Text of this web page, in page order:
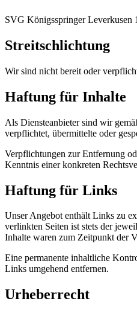
SVG Königsspringer Leverkusen
Streitschlichtung
Wir sind nicht bereit oder
Haftung für Inhalte
Als Diensteanbieter sind wir
verpflichtet, übermittelte oder
Verpflichtungen zur Entfernung
Kenntnis einer konkreten
Haftung für Links
Unser Angebot enthält Links zu
verlinkten Seiten ist stets der
Inhalte waren zum Zeitpunkt der
Eine permanente inhaltliche
Links umgehend entfernen.
Urheberrecht